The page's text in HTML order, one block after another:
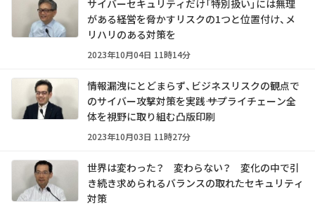
サイバーセキュリティだけ「特別扱い」には無理
がある――経営を脅かすリスクの1つと位置付け、メ
リハリのある対策を
2023年10月04日 11時14分
情報漏洩にとどまらず、ビジネスリスクの観点で
のサイバー攻撃対策を実践―― サプライチェーン全
体を視野に取り組む凸版印刷
2023年10月03日 11時27分
世界は変わった？ 変わらない？ 変化の中で引
き続き求められるバランスの取れたセキュリティ
対策